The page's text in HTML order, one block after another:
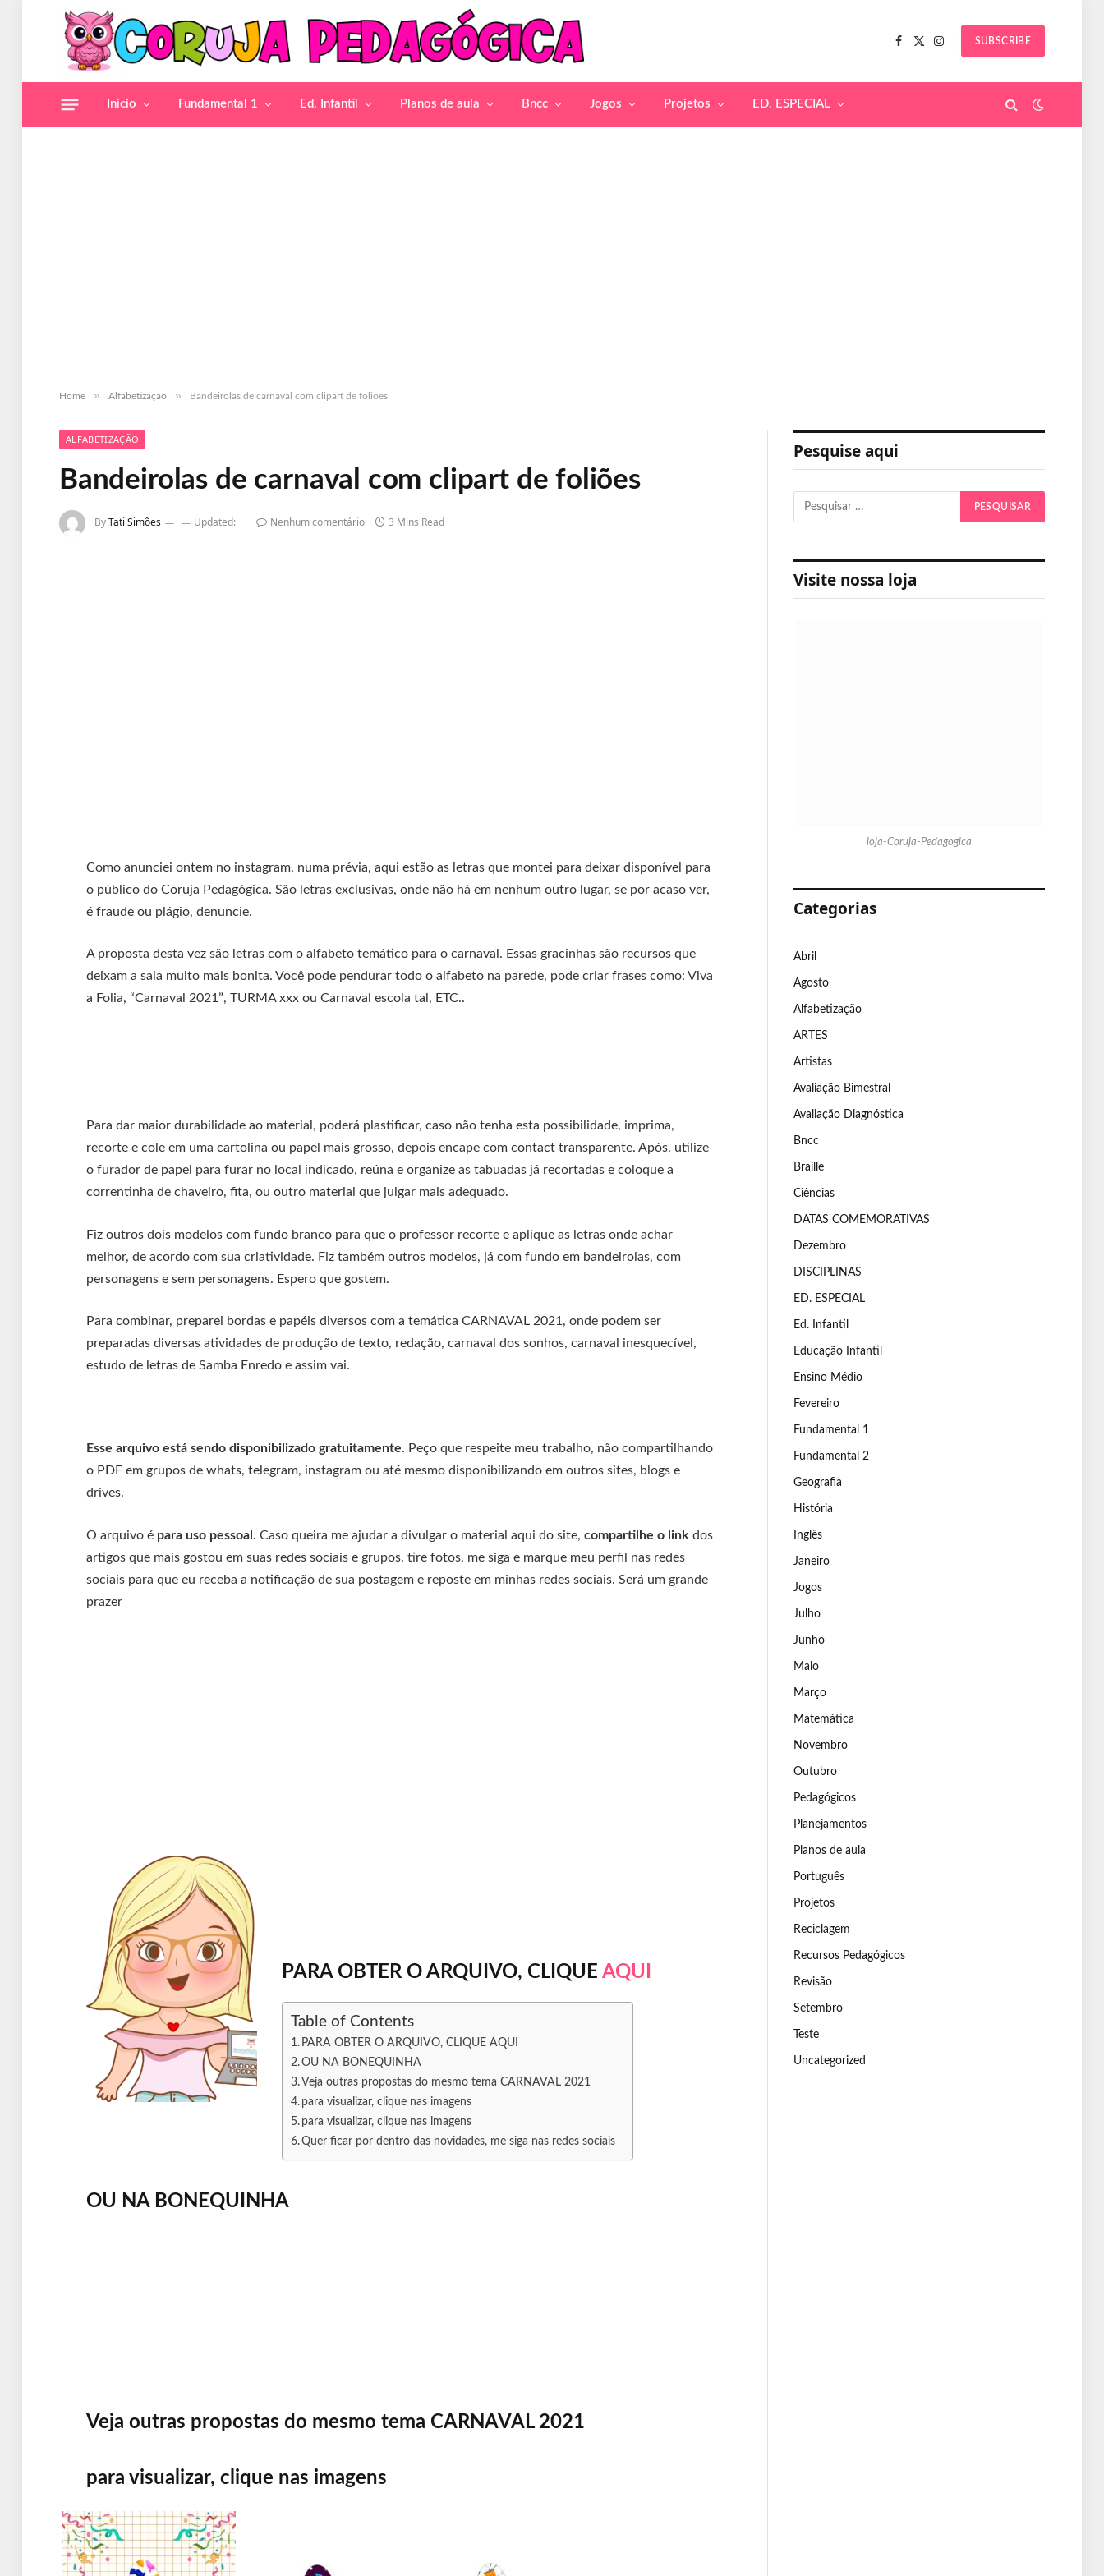
Facebook
X
Instagram
SUBSCRIBE
Início Fundamental 1 Ed. Infantil Planos de aula Bncc Jogos Projetos ED. ESPECIAL
Home » Alfabetização » Bandeirolas de carnaval com clipart de foliões
ALFABETIZAÇÃO
Bandeirolas de carnaval com clipart de foliões
ByTati Simões Updated: Nenhum comentário 3 Mins Read
Como anunciei ontem no instagram, numa prévia, aqui estão as letras que montei para deixar disponível para
o público do Coruja Pedagógica. São letras exclusivas, onde não há em nenhum outro lugar, se por acaso ver,
é fraude ou plágio, denuncie.
A proposta desta vez são letras com o alfabeto temático para o carnaval. Essas gracinhas são recursos que
deixam a sala muito mais bonita. Você pode pendurar todo o alfabeto na parede, pode criar frases como: Viva
a Folia, “Carnaval 2021”, TURMA xxx ou Carnaval escola tal, ETC..
Para dar maior durabilidade ao material, poderá plastificar, caso não tenha esta possibilidade, imprima,
recorte e cole em uma cartolina ou papel mais grosso, depois encape com contact transparente. Após, utilize
o furador de papel para furar no local indicado, reúna e organize as tabuadas já recortadas e coloque a
correntinha de chaveiro, fita, ou outro material que julgar mais adequado.
Fiz outros dois modelos com fundo branco para que o professor recorte e aplique as letras onde achar
melhor, de acordo com sua criatividade. Fiz também outros modelos, já com fundo em bandeirolas, com
personagens e sem personagens. Espero que gostem.
Para combinar, preparei bordas e papéis diversos com a temática CARNAVAL 2021, onde podem ser
preparadas diversas atividades de produção de texto, redação, carnaval dos sonhos, carnaval inesquecível,
estudo de letras de Samba Enredo e assim vai.
Esse arquivo está sendo disponibilizado gratuitamente. Peço que respeite meu trabalho, não compartilhando
o PDF em grupos de whats, telegram, instagram ou até mesmo disponibilizando em outros sites, blogs e
drives.
O arquivo é para uso pessoal. Caso queira me ajudar a divulgar o material aqui do site, compartilhe o link dos
artigos que mais gostou em suas redes sociais e grupos. tire fotos, me siga e marque meu perfil nas redes
sociais para que eu receba a notificação de sua postagem e reposte em minhas redes sociais. Será um grande
prazer
PARA OBTER O ARQUIVO, CLIQUE AQUI
Table of Contents
PARA OBTER O ARQUIVO, CLIQUE AQUI
OU NA BONEQUINHA
Veja outras propostas do mesmo tema CARNAVAL 2021
para visualizar, clique nas imagens
para visualizar, clique nas imagens
Quer ficar por dentro das novidades, me siga nas redes sociais
OU NA BONEQUINHA
Veja outras propostas do mesmo tema CARNAVAL 2021
para visualizar, clique nas imagens
Pesquise aqui
Visite nossa loja
loja-Coruja-Pedagogica
Categorias
Abril
Agosto
Alfabetização
ARTES
Artistas
Avaliação Bimestral
Avaliação Diagnóstica
Bncc
Braille
Ciências
DATAS COMEMORATIVAS
Dezembro
DISCIPLINAS
ED. ESPECIAL
Ed. Infantil
Educação Infantil
Ensino Médio
Fevereiro
Fundamental 1
Fundamental 2
Geografia
História
Inglês
Janeiro
Jogos
Julho
Junho
Maio
Março
Matemática
Novembro
Outubro
Pedagógicos
Planejamentos
Planos de aula
Português
Projetos
Reciclagem
Recursos Pedagógicos
Revisão
Setembro
Teste
Uncategorized